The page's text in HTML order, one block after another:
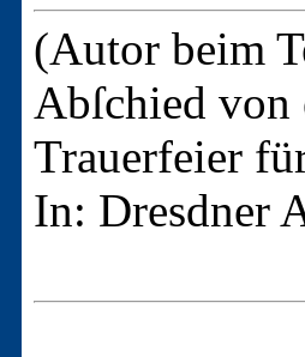
(Autor beim
Abſchied
Trauerfeier
In: Dresdner